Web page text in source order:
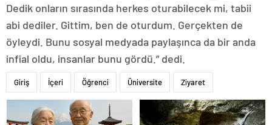
Dedik onların sırasında herkes oturabilecek mi, tabii
abi dediler. Gittim, ben de oturdum. Gerçekten de
öyleydi. Bunu sosyal medyada paylaşınca da bir anda
infial oldu, insanlar bunu gördü.” dedi.
Giriş İçeri Öğrenci Üniversite Ziyaret